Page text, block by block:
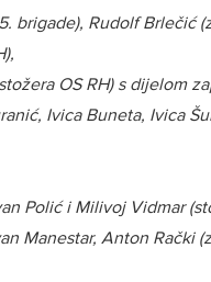
brigade), Rudolf Brlečić
OS RH) s dijelom
Ivica Buneta, Ivica
Polić i Milivoj Vidmar
Manestar, Anton Rački